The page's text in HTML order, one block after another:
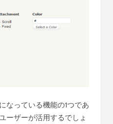
なっている機能の1つであ
ーザーが活用するでしょ